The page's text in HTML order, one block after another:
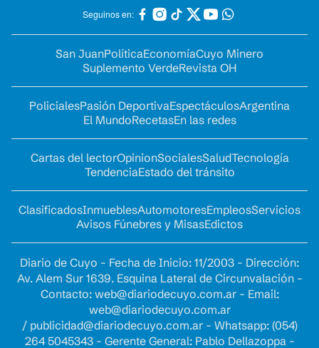
Seguinos en:
San JuanPolíticaEconomíaCuyo Minero
Suplemento VerdeRevista OH
PolicialesPasión DeportivaEspectáculosArgentina
El MundoRecetasEn las redes
Cartas del lectorOpinionSocialesSaludTecnología
TendenciaEstado del tránsito
ClasificadosInmueblesAutomotoresEmpleosServicios
Avisos Fúnebres y MisasEdictos
Diario de Cuyo - Fecha de Inicio: 11/2003 - Dirección:
Av. Alem Sur 1639. Esquina Lateral de Circunvalación -
Contacto: web@diariodecuyo.com.ar- Email:
web@diariodecuyo.com.ar
/ publicidad@diariodecuyo.com.ar- Whatsapp: (054)
264 5045343 - Gerente General: Pablo Dellazoppa -